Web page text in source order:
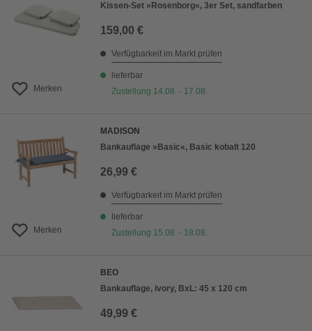
Merken
Kissen-Set »Rosenborg«, 3er Set, sandfarben
159,00 €
Verfügbarkeit im Markt prüfen
lieferbar
Zustellung 14.08. - 17.08.
Merken
MADISON
Bankauflage »Basic«, Basic kobalt 120
26,99 €
Verfügbarkeit im Markt prüfen
lieferbar
Zustellung 15.08. - 18.08.
BEO
Bankauflage, ivory, BxL: 45 x 120 cm
49,99 €